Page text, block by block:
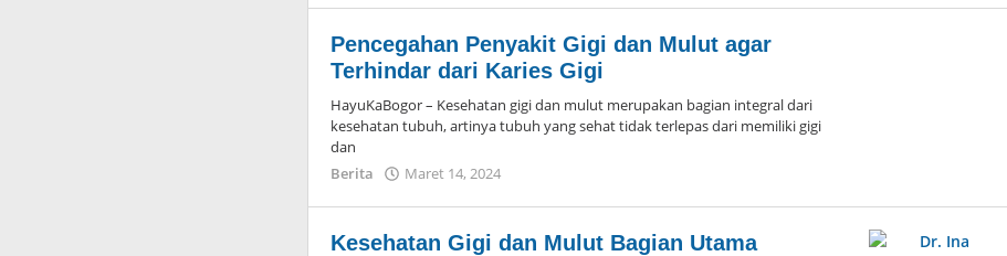
Pencegahan Penyakit Gigi dan Mulut agar
Terhindar dari Karies Gigi
HayuKaBogor – Kesehatan gigi dan mulut merupakan bagian integral dari
kesehatan tubuh, artinya tubuh yang sehat tidak terlepas dari memiliki gigi
dan
Berita
Maret 14, 2024
Kesehatan Gigi dan Mulut Bagian Utama